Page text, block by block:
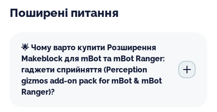
Поширені питання
🌟 Чому варто купити Розширення
Makeblock для mBot та mBot Ranger:
гаджети сприйняття (Perception
gizmos add-on pack for mBot & mBot
Ranger)?